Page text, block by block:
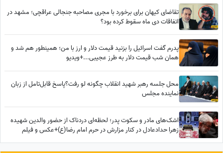
تقاضای کیهان برای برخورد با مجری مصاحبه جنجالی عراقچی؛ مشهد در
اتفاقات دی ماه سقوط کرده بود؟
پدرم گفت اسرائیل را بزنید قیمت دلار و ارز با من؛ همینطور هم شد و
همان شب قیمت دلار به طرز عجیبی...+ویدیو
محل جلسه رهبر شهید انقلاب چگونه لو رفت؟پاسخ قابل‌تامل از زبان
نماینده مجلس
اشک‌های مادر و سکوت پدر؛ لحظه‌ای دردناک از حضور والدین شهیده
زهرا حدادعادل در کنار مزارش در حرم امام رضا(ع)+عکس و فیلم